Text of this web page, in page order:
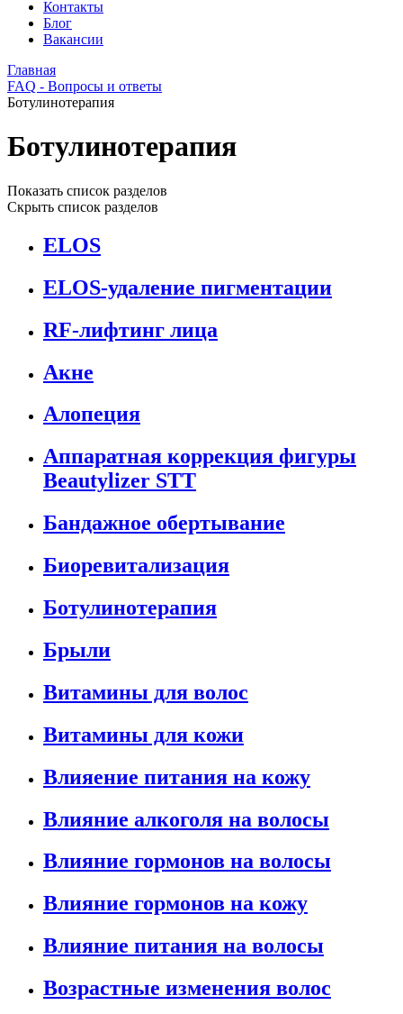
Контакты
Блог
Вакансии
Главная
FAQ - Вопросы и ответы
Ботулинотерапия
Ботулинотерапия
Показать список разделов
Скрыть список разделов
ELOS
ELOS-удаление пигментации
RF-лифтинг лица
Акне
Алопеция
Аппаратная коррекция фигуры
Beautylizer STT
Бандажное обертывание
Биоревитализация
Ботулинотерапия
Брыли
Витамины для волос
Витамины для кожи
Влияение питания на кожу
Влияние алкоголя на волосы
Влияние гормонов на волосы
Влияние гормонов на кожу
Влияние питания на волосы
Возрастные изменения волос